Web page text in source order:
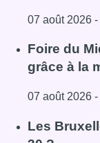
07 août 2026 -
Lire l'article
Foire du
grâce à la
07 août 2026
Lire l'article
Les